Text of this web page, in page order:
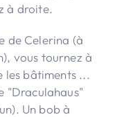
à droite.
de Celerina (à
vous tournez à
les bâtiments ...
"Draculahaus"
Un bob à